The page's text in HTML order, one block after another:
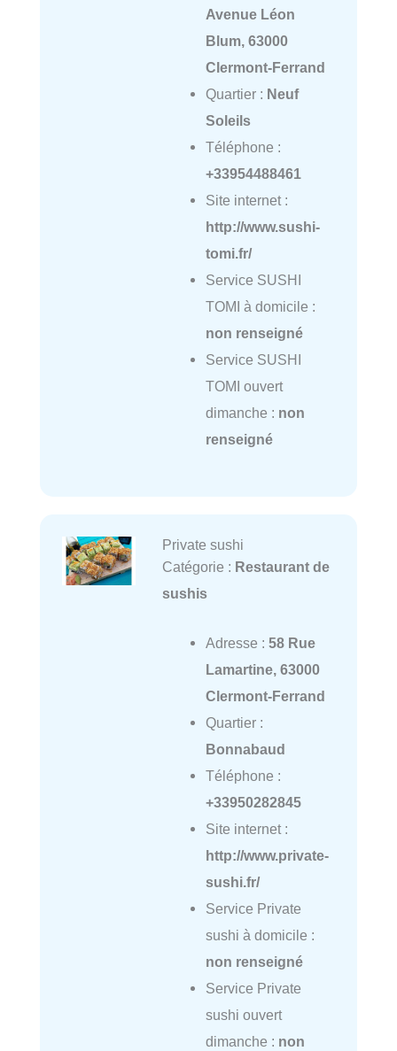
Avenue Léon
Blum, 63000
Clermont-Ferrand
Quartier : Neuf
Soleils
Téléphone :
+33954488461
Site internet :
http://www.sushi-
tomi.fr/
Service SUSHI
TOMI à domicile :
non renseigné
Service SUSHI
TOMI ouvert
dimanche : non
renseigné
Private sushi
Catégorie : Restaurant de
sushis
Adresse : 58 Rue
Lamartine, 63000
Clermont-Ferrand
Quartier :
Bonnabaud
Téléphone :
+33950282845
Site internet :
http://www.private-
sushi.fr/
Service Private
sushi à domicile :
non renseigné
Service Private
sushi ouvert
dimanche : non